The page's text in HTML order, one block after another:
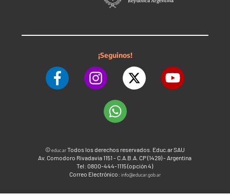
¡Seguinos!
©educ.arTodos los derechos reservados. Educ.ar SAU
Av. Comodoro Rivadavia 1151 - C.A.B.A. CP (1429) - Argentina
Tel: 0800-444-1115 (opción 4)
Correo Electrónico: info@educar.gob.ar